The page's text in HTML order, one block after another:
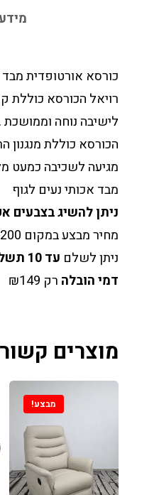
כורסא אורטופדית
לישיבה נוחה וממושכת .
הכורסא כוללת
מגיעה לשכיבה כמעט
מבד אכותי נעים לגוף
ניתן להשיג בצבעים
מחיר מבצע במקום ₪2200
ניתן לשלם עד 10 תשלומים
דמי הובלה רק ₪149
מוצרים
מבצע!
אוכלטלוויזיה